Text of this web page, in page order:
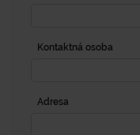
Kontaktná osoba
Adresa